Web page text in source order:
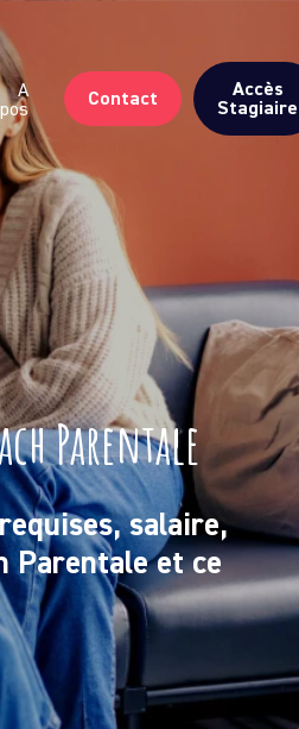
A
Contact Accès
Stagiaire
Parentale
salaire,
Parentale et ce